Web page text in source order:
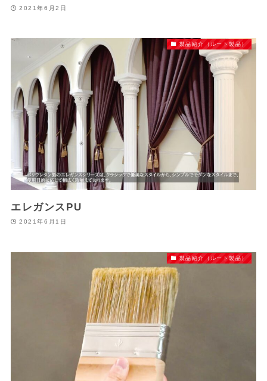
2021年6月2日
製品紹介（ルート製品）
エレガンスPU
2021年6月1日
製品紹介（ルート製品）